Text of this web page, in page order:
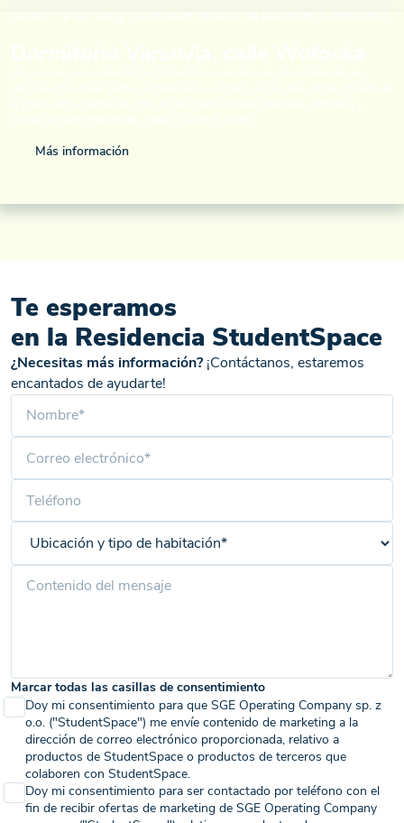
Más información
Te esperamos
en la Residencia StudentSpace
¿Necesitas más información? ¡Contáctanos, estaremos
encantados de ayudarte!
Marcar todas las casillas de consentimiento
Doy mi consentimiento para que SGE Operating Company sp. z
o.o. ("StudentSpace") me envíe contenido de marketing a la
dirección de correo electrónico proporcionada, relativo a
productos de StudentSpace o productos de terceros que
colaboren con StudentSpace.
Doy mi consentimiento para ser contactado por teléfono con el
fin de recibir ofertas de marketing de SGE Operating Company